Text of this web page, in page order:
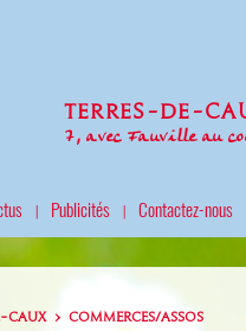
Terres-de-
7, avec Fauville au
| Publicités | Contactez-nous
CAUX > COMMERCES/ASSOS